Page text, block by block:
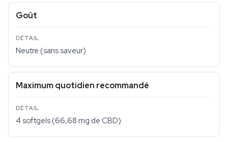
Goût
Neutre (sans saveur)
Maximum quotidien recommandé
4 softgels (66,68 mg de CBD)